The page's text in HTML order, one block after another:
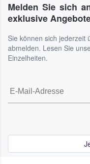
Melden Sie sich
exklusive
Sie können sich jederzeit
abmelden. Lesen Sie
Einzelheiten.